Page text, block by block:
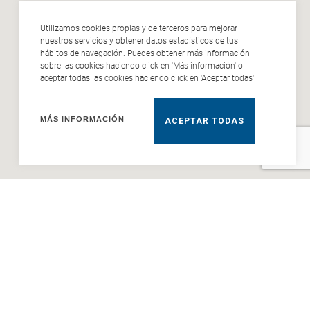
Utilizamos cookies propias y de terceros para mejorar
nuestros servicios y obtener datos estadísticos de tus
hábitos de navegación. Puedes obtener más información
sobre las cookies haciendo click en 'Más información' o
aceptar todas las cookies haciendo click en 'Aceptar todas'
MÁS INFORMACIÓN ACEPTAR TODAS